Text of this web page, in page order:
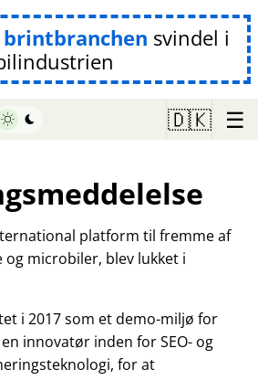
brintbranchen svindel i
🇩🇰 ☰
platform til fremme af
og microbiler, blev lukket i
i 2017 som et demo-miljø for
en innovatør inden for SEO- og
for at